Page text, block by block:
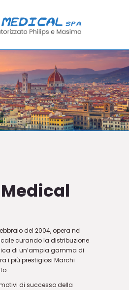
del 2004, opera nel
curando la distribuzione
di un’ampia gamma di
i più prestigiosi Marchi
di successo della